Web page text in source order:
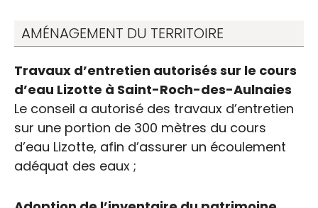
AMÉNAGEMENT DU TERRITOIRE
Travaux d’entretien autorisés sur le cours
d’eau Lizotte à Saint-Roch-des-Aulnaies
Le conseil a autorisé des travaux d’entretien
sur une portion de 300 mètres du cours
d’eau Lizotte, afin d’assurer un écoulement
adéquat des eaux ;